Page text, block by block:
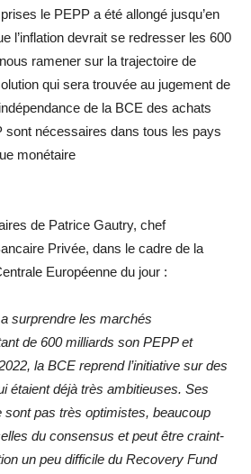
le PEPP a été allongé jusqu’en
l’inflation devrait se redresser les 600
ramener sur la trajectoire de
qui sera trouvée au jugement de
de la BCE des achats
sont nécessaires dans tous les pays
monétaire
de Patrice Gautry, chef
Privée, dans le cadre de la
Européenne du jour :
surprendre les marchés
de 600 milliards son PEPP et
la BCE reprend l’initiative sur des
étaient déjà très ambitieuses. Ses
sont pas très optimistes, beaucoup
du consensus et peut être craint-
un peu difficile du Recovery Fund